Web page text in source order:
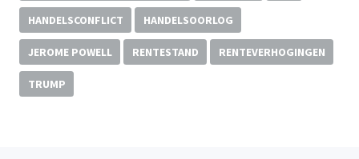
HANDELSCONFLICT HANDELSOORLOG
JEROME POWELL RENTESTAND RENTEVERHOGINGEN
TRUMP